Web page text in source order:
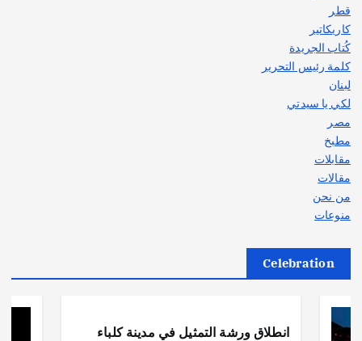
قطر
كاريكاتير
كُتاب الجريدة
كلمة رئيس التحرير
لبنان
لكي يا سيدتي
مصر
مطبخ
مقابلات
مقالات
من نحن
منوعات
Celebration
انطلاق ورشة التمثيل في مدينة كلباء